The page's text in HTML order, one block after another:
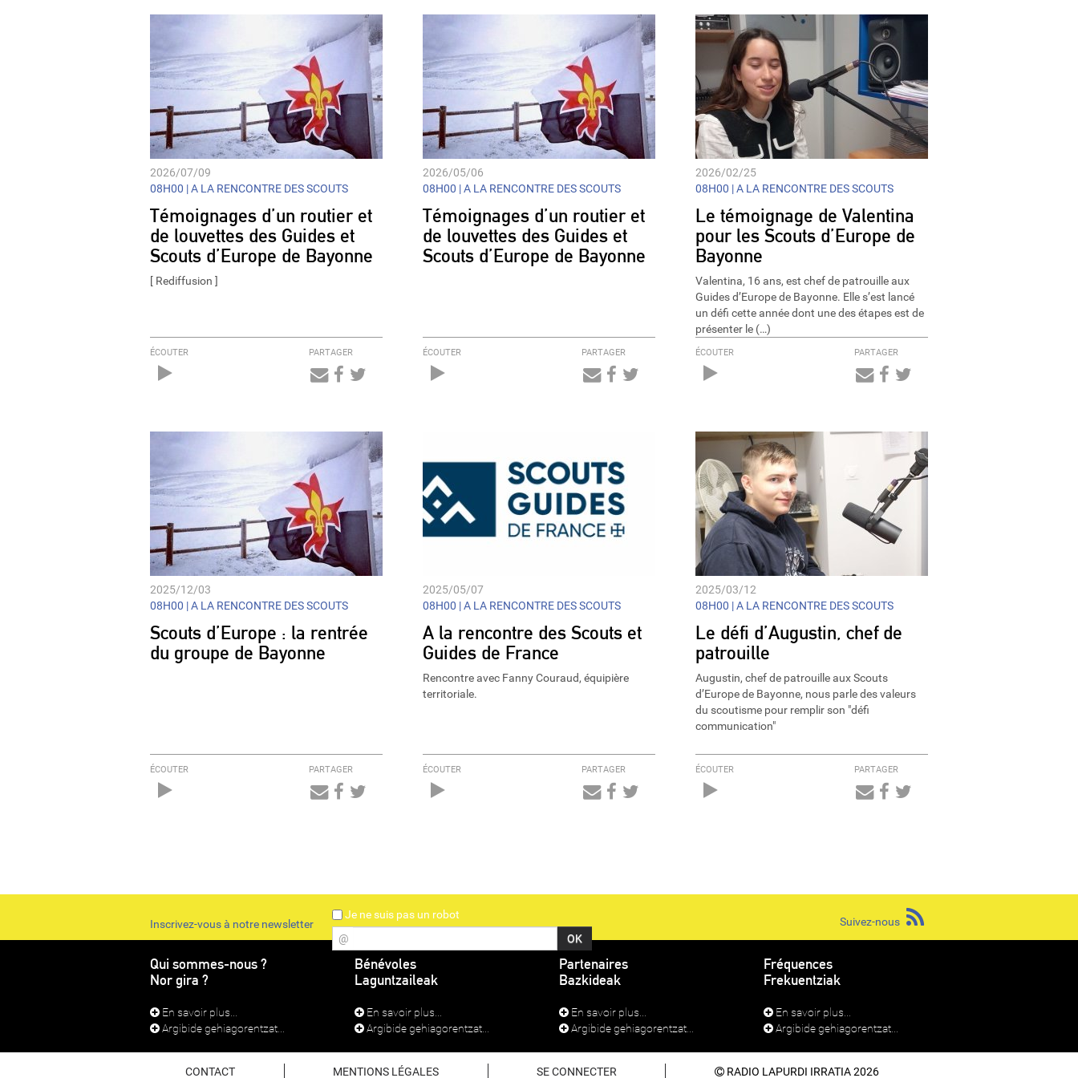
volume.
2026/07/09
08H00 |A LA RENCONTRE DES SCOUTS
Témoignages d’un routier et
de louvettes des Guides et
Scouts d’Europe de Bayonne
[ Rediffusion ]
ÉCOUTER PARTAGER
2026/05/06
08H00 |A LA RENCONTRE DES SCOUTS
Témoignages d’un routier et
de louvettes des Guides et
Scouts d’Europe de Bayonne
ÉCOUTER PARTAGER
2026/02/25
08H00 |A LA RENCONTRE DES SCOUTS
Le témoignage de Valentina
pour les Scouts d’Europe de
Bayonne
Valentina, 16 ans, est chef de patrouille aux
Guides d’Europe de Bayonne. Elle s’est lancé
un défi cette année dont une des étapes est de
présenter le (…)
ÉCOUTER PARTAGER
2025/12/03
08H00 |A LA RENCONTRE DES SCOUTS
Scouts d’Europe : la rentrée
du groupe de Bayonne
ÉCOUTER PARTAGER
2025/05/07
08H00 |A LA RENCONTRE DES SCOUTS
A la rencontre des Scouts et
Guides de France
Rencontre avec Fanny Couraud, équipière
territoriale.
ÉCOUTER PARTAGER
2025/03/12
08H00 |A LA RENCONTRE DES SCOUTS
Le défi d’Augustin, chef de
patrouille
Augustin, chef de patrouille aux Scouts
d’Europe de Bayonne, nous parle des valeurs
du scoutisme pour remplir son "défi
communication"
ÉCOUTER PARTAGER
Inscrivez-vous à notre newsletter
Je ne suis pas un robot
@
Suivez-nous
Qui sommes-nous ?
Nor gira ?
En savoir plus...
Argibide gehiagorentzat...
Bénévoles
Laguntzaileak
En savoir plus...
Argibide gehiagorentzat...
Partenaires
Bazkideak
En savoir plus...
Argibide gehiagorentzat...
Fréquences
Frekuentziak
En savoir plus...
Argibide gehiagorentzat...
CONTACT MENTIONS LÉGALES SE CONNECTER RADIO LAPURDI IRRATIA 2026